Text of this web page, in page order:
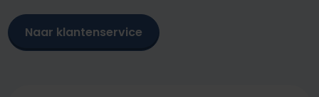
Naar klantenservice